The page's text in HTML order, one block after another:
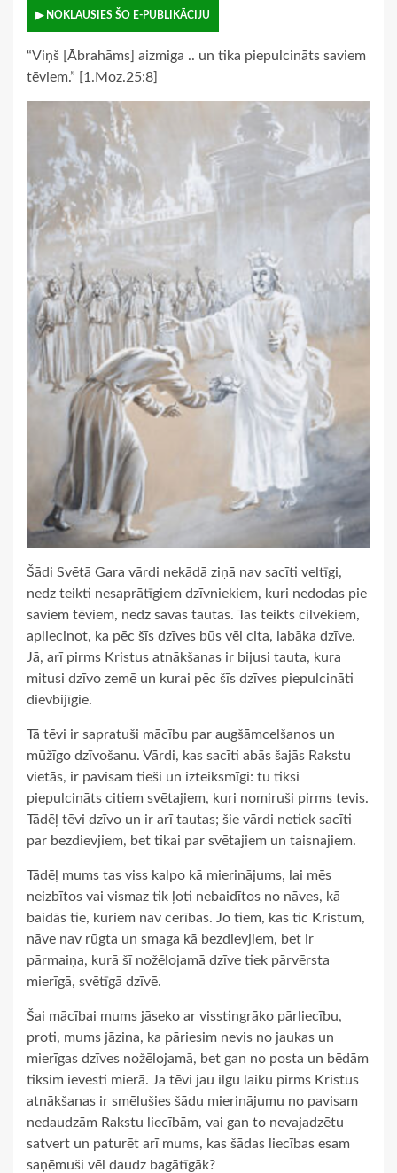
▶ NOKLAUSIES ŠO E-PUBLIKĀCIJU
“Viņš [Ābrahāms] aizmiga .. un tika piepulcināts saviem
tēviem.” [1.Moz.25:8]
Šādi Svētā Gara vārdi nekādā ziņā nav sacīti veltīgi,
nedz teikti nesaprātīgiem dzīvniekiem, kuri nedodas pie
saviem tēviem, nedz savas tautas. Tas teikts cilvēkiem,
apliecinot, ka pēc šīs dzīves būs vēl cita, labāka dzīve.
Jā, arī pirms Kristus atnākšanas ir bijusi tauta, kura
mitusi dzīvo zemē un kurai pēc šīs dzīves piepulcināti
dievbijīgie.
Tā tēvi ir sapratuši mācību par augšāmcelšanos un
mūžīgo dzīvošanu. Vārdi, kas sacīti abās šajās Rakstu
vietās, ir pavisam tieši un izteiksmīgi: tu tiksi
piepulcināts citiem svētajiem, kuri nomiruši pirms tevis.
Tādēļ tēvi dzīvo un ir arī tautas; šie vārdi netiek sacīti
par bezdievjiem, bet tikai par svētajiem un taisnajiem.
Tādēļ mums tas viss kalpo kā mierinājums, lai mēs
neizbītos vai vismaz tik ļoti nebaidītos no nāves, kā
baidās tie, kuriem nav cerības. Jo tiem, kas tic Kristum,
nāve nav rūgta un smaga kā bezdievjiem, bet ir
pārmaiņa, kurā šī nožēlojamā dzīve tiek pārvērsta
mierīgā, svētīgā dzīvē.
Šai mācībai mums jāseko ar visstingrāko pārliecību,
proti, mums jāzina, ka pāriesim nevis no jaukas un
mierīgas dzīves nožēlojamā, bet gan no posta un bēdām
tiksim ievesti mierā. Ja tēvi jau ilgu laiku pirms Kristus
atnākšanas ir smēlušies šādu mierinājumu no pavisam
nedaudzām Rakstu liecībām, vai gan to nevajadzētu
satvert un paturēt arī mums, kas šādas liecības esam
saņēmuši vēl daudz bagātīgāk?